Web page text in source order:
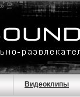
Видеоклипы